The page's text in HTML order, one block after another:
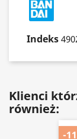
Indeks
Klienci
również:
-